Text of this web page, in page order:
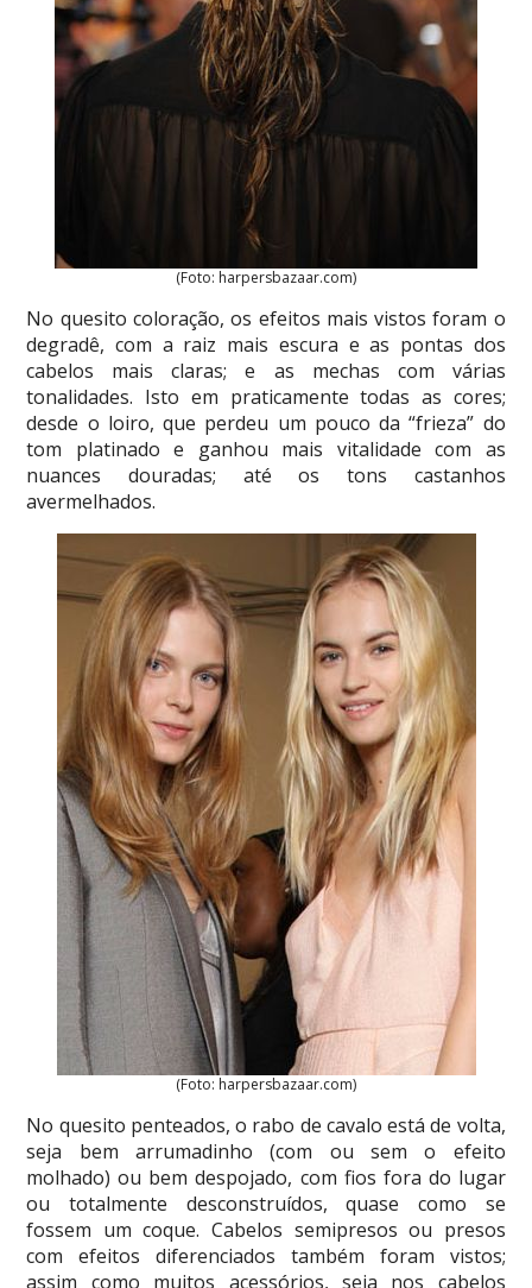
(Foto: harpersbazaar.com)
No quesito coloração, os efeitos mais vistos foram o
degradê, com a raiz mais escura e as pontas dos
cabelos mais claras; e as mechas com várias
tonalidades. Isto em praticamente todas as cores;
desde o loiro, que perdeu um pouco da “frieza” do
tom platinado e ganhou mais vitalidade com as
nuances douradas; até os tons castanhos
avermelhados.
(Foto: harpersbazaar.com)
No quesito penteados, o rabo de cavalo está de volta,
seja bem arrumadinho (com ou sem o efeito
molhado) ou bem despojado, com fios fora do lugar
ou totalmente desconstruídos, quase como se
fossem um coque. Cabelos semipresos ou presos
com efeitos diferenciados também foram vistos;
assim como muitos acessórios, seja nos cabelos